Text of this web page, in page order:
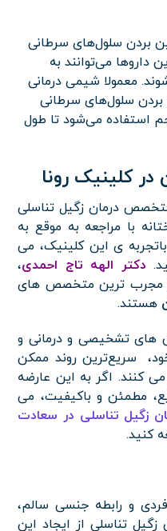
بردن سلول‌های سرطانی
داروها می‌توانند به
معمولا شیمی درمانی
بردن سلول‌های سرطانی
استفاده می‌شود تا طول
در کلینیک رونا
درمان زگیل تناسلی
با مراجعه به موقع به
ی این کلینیک، می
دکتر الهه تاج احمدی،
مجرب ترین متخصص های
هستند.
های تشخیصی و درمانی و
سریع‌ترین روند ممکن
کنند. اگر به این عارضه
مطمئن و باکیفیت، می
زگیل تناسلی در سعادت
کنید.
و رابطه جنسی سالم،
تناسلی از ایجاد این